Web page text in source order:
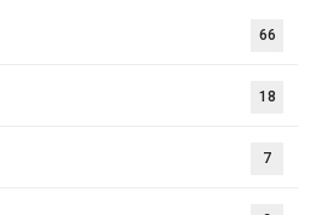
66
18
7